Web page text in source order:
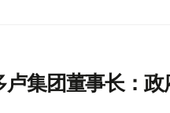
集团董事长：